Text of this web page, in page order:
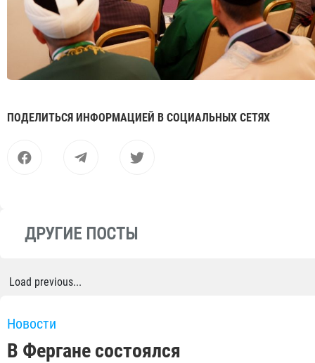
ПОДЕЛИТЬСЯ ИНФОРМАЦИЕЙ В СОЦИАЛЬНЫХ СЕТЯХ
ДРУГИЕ ПОСТЫ
Load previous...
Новости
В Фергане состоялся